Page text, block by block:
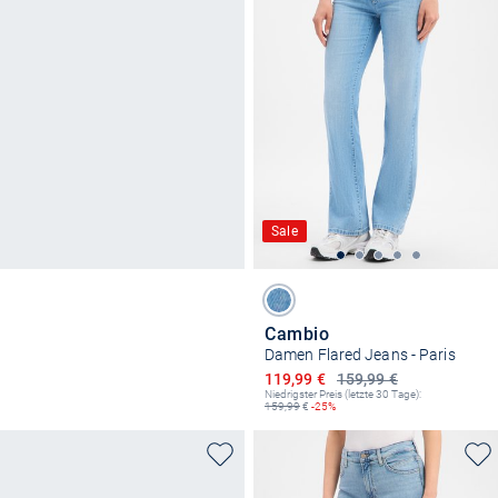
Sale
Cambio
Damen Flared Jeans - Paris
159,99 €
Ermäßigter Preis
119,99 €
Niedrigster Preis (letzte 30 Tage):
159,99€ -25%